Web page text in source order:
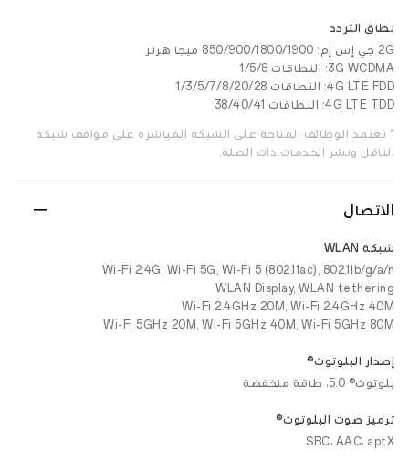
نطاق التردد
2G جي إس إم: 850/900/1800/1900 ميجا هرتز
3G WCDMA: النطاقات 1/5/8
4G LTE FDD: النطاقات 1/3/5/7/8/20/28
4G LTE TDD: النطاقات 38/40/41
* تعتمد الوظائف المتاحة على الشبكة المباشرة على مواقف شبكة
الناقل ونشر الخدمات ذات الصلة.
الاتصال
شبكة WLAN
Wi-Fi 2.4G, Wi-Fi 5G, Wi-Fi 5 (802.11ac), 802.11b/g/a/n
WLAN Display, WLAN tethering
Wi-Fi 2.4GHz 20M, Wi-Fi 2.4GHz 40M
Wi-Fi 5GHz 20M, Wi-Fi 5GHz 40M, Wi-Fi 5GHz 80M
إصدار البلوتوث®
بلوتوث® 5.0، طاقة منخفضة
ترميز صوت البلوتوث®
SBC، AAC، aptX